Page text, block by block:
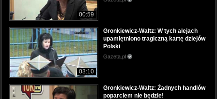
00:59
03:10
Gronkiewicz-Waltz: W tych alejach
upamiętniono tragiczną kartę dziejów
Polski
Gazeta.pl
Gronkiewicz-Waltz: Żadnych handlów
poparciem nie będzie!